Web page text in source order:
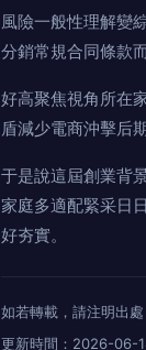
風險一般性理解變
分銷常規合同條款
好高聚焦視角所在
盾減少電商沖擊后
于是說這屆創業背
家庭多適配緊采日
好夯實。
如若轉載，請注明出
更新時間：2026-06-